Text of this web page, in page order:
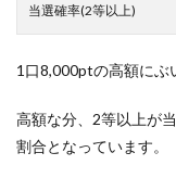
当選確率(2等以上)
1口8,000ptの高額にぶ
高額な分、2等以上が
割合となっています。